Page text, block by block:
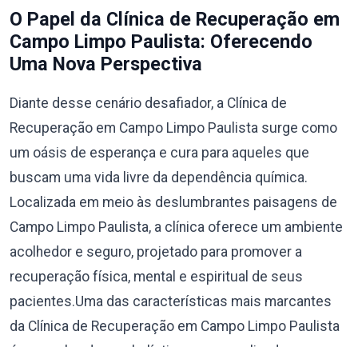
O Papel da Clínica de Recuperação em
Campo Limpo Paulista: Oferecendo
Uma Nova Perspectiva
Diante desse cenário desafiador, a Clínica de
Recuperação em Campo Limpo Paulista surge como
um oásis de esperança e cura para aqueles que
buscam uma vida livre da dependência química.
Localizada em meio às deslumbrantes paisagens de
Campo Limpo Paulista, a clínica oferece um ambiente
acolhedor e seguro, projetado para promover a
recuperação física, mental e espiritual de seus
pacientes.Uma das características mais marcantes
da Clínica de Recuperação em Campo Limpo Paulista